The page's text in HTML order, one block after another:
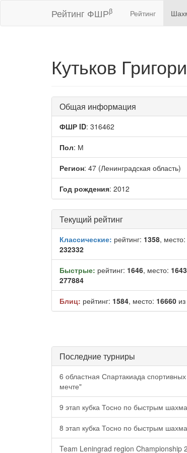
Рейтинг ФШРβ Рейтинг
Кутьков
Общая информация
ФШР ID: 316462
Пол: М
Регион: 47 (Ленинградская область)
Год рождения: 2012
Текущий рейтинг
Классические: рейтинг: 1358, место:
232332
Быстрые: рейтинг: 1646, место:
277884
Блиц: рейтинг: 1584, место: 16660 из
Последние турниры
6 областная Спартакиада
мечте"
9 этап кубка Тосно по быстрым
8 этап кубка Тосно по быстрым
Team Leningrad region Championship